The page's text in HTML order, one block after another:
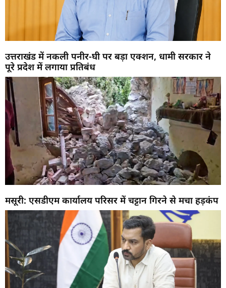
उत्तराखंड में नकली पनीर-घी पर बड़ा एक्शन, धामी सरकार ने
पूरे प्रदेश में लगाया प्रतिबंध
मसूरी: एसडीएम कार्यालय परिसर में चट्टान गिरने से मचा हड़कंप